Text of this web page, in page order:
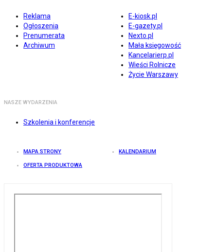
Reklama
Ogłoszenia
Prenumerata
Archiwum
E-kiosk.pl
E-gazety.pl
Nexto.pl
Mała księgowość
Kancelarierp.pl
Wieści Rolnicze
Życie Warszawy
NASZE WYDARZENIA
Szkolenia i konferencje
MAPA STRONY KALENDARIUM
OFERTA PRODUKTOWA